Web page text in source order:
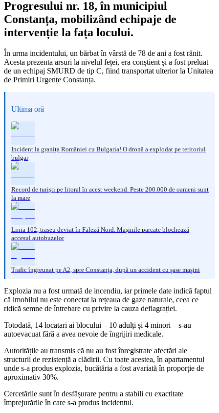
Progresului nr. 18, în municipiul
Constanța, mobilizând echipaje de
intervenție la fața locului.
În urma incidentului, un bărbat în vârstă de 78 de ani a fost rănit.
Acesta prezenta arsuri la nivelul feței, era conștient și a fost preluat
de un echipaj SMURD de tip C, fiind transportat ulterior la Unitatea
de Primiri Urgențe Constanța.
Ultima oră
Incident la granița României cu Bulgaria! O dronă a explodat pe teritoriul
bulgar
Record de turiști pe litoral în acest weekend. Peste 200.000 de oameni sunt
la mare
Linia 102, traseu deviat în Faleză Nord. Mașinile parcate blochează
accesul autobuzelor
Trafic îngreunat pe A2, spre Constanța, după un accident cu șase mașini
Explozia nu a fost urmată de incendiu, iar primele date indică faptul
că imobilul nu este conectat la rețeaua de gaze naturale, ceea ce
ridică semne de întrebare cu privire la cauza deflagrației.
Totodată, 14 locatari ai blocului – 10 adulți și 4 minori – s-au
autoevacuat fără a avea nevoie de îngrijiri medicale.
Autoritățile au transmis că nu au fost înregistrate afectări ale
structurii de rezistență a clădirii. Cu toate acestea, în apartamentul
unde s-a produs explozia, bucătăria a fost avariată în proporție de
aproximativ 30%.
Cercetările sunt în desfășurare pentru a stabili cu exactitate
împrejurările în care s-a produs incidentul.